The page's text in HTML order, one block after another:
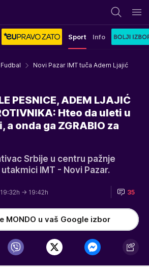
Sport Info
Fudbal
Novi Pazar IMT tuča Adem Ljajić
PESNICE, ADEM LJAJIĆ
Hteo da uleti u
onda ga ZGRABIO za
Srbije u centru pažnje
IMT - Novi Pazar.
→ 19:42h 35
MONDO u vaš Google izbor